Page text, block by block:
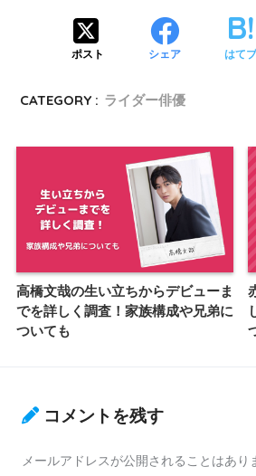
ポスト シェア はて
CATEGORY : ライダー俳優
高橋文哉の生い立ちからデビューま
でを詳しく調査！家族構成や兄弟に
ついても
コメントを残す
メールアドレスが公開されることはあり